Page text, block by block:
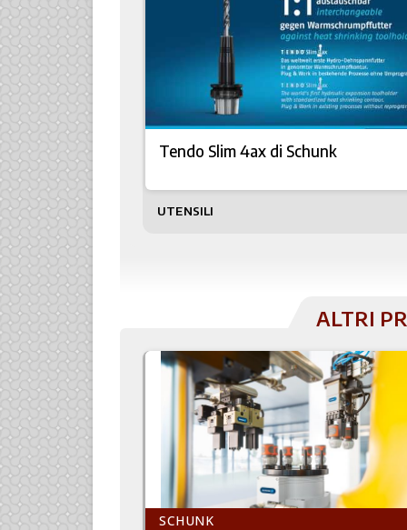
Tendo Slim 4ax di Schunk
UTENSILI
ALTRI
SCHUNK